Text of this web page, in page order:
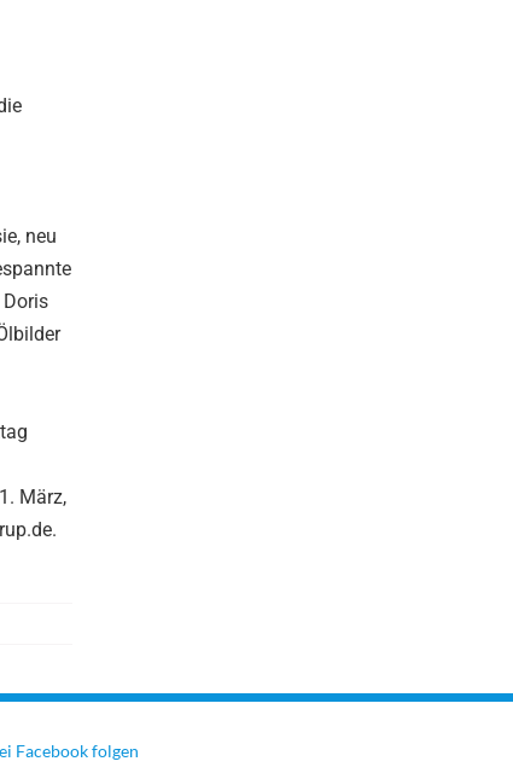
neu
März,
Facebook folgen